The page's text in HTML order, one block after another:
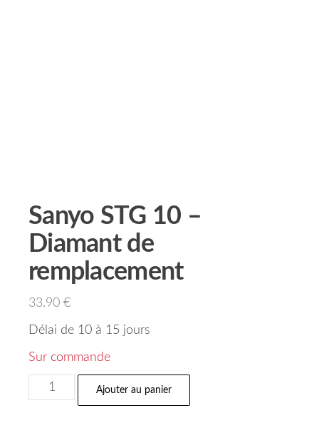
Sanyo STG 10 –
Diamant de
remplacement
33.90 €
Délai de 10 à 15 jours
Sur commande
Ajouter au panier